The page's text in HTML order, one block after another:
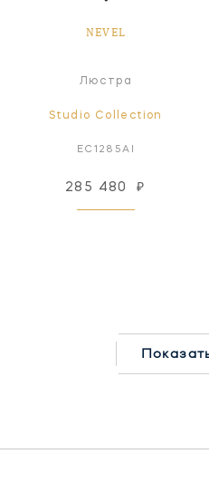
NEVEL
Люстра
Studio Collection
EC1285AI
285 480 ₽